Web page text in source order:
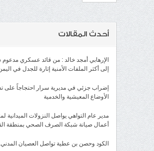
أحدث المقالات
الإرهابي أمجد خالد : من قائد عسكري مدعوم
إلى أكثر الملفات الأمنية إثارة للجدل في
إضراب جزئي في مديرية سرار احتجاجاً على
الأوضاع المعيشية والخدمية
مدير عام التواهي يواصل النزولات الميدانية
أعمال صيانة شبكة الصرف الصحي بمنطقة
الكود وحصن بن عطية تواصل العصيان المدني.